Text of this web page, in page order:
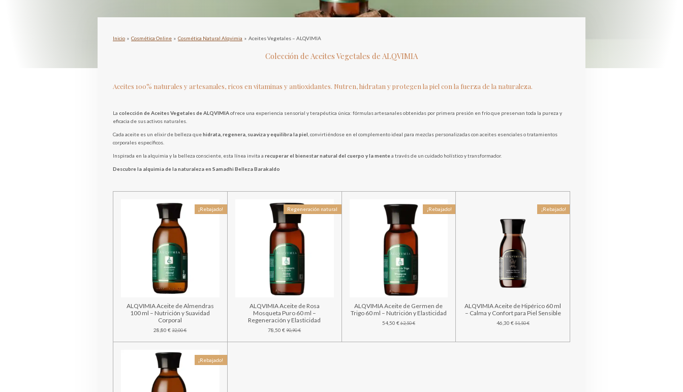
Inicio » Cosmética Online » Cosmética Natural Alqvimia » Aceites Vegetales – ALQVIMIA
Colección de Aceites Vegetales de ALQVIMIA
Aceites 100% naturales y artesanales, ricos en vitaminas y antioxidantes. Nutren, hidratan y protegen la piel con la fuerza de la naturaleza.
La colección de Aceites Vegetales de ALQVIMIAofrece una experiencia sensorial y terapéutica única: fórmulas artesanales obtenidas por primera presión en frío que preservan toda la pureza y
eficacia de sus activos naturales.
Cada aceite es un elixir de belleza quehidrata, regenera, suaviza y equilibra la piel , convirtiéndose en el complemento ideal para mezclas personalizadas con aceites esenciales o tratamientos
corporales específicos.
Inspirada en la alquimia y la belleza consciente, esta línea invita a recuperar el bienestar natural del cuerpo y la mentea través de un cuidado holístico y transformador.
Descubre la alquimia de la naturaleza en Samadhi Belleza Barakaldo
¡Rebajado!
ALQVIMIA Aceite de Almendras
100 ml – Nutrición y Suavidad
Corporal
28,80 € 32,00 €
Regeneración natural
ALQVIMIA Aceite de Rosa
Mosqueta Puro 60 ml –
Regeneración y Elasticidad
78,50 €90,90 €
¡Rebajado!
ALQVIMIA Aceite de Germen de
Trigo 60 ml – Nutrición y Elasticidad
54,50 €62,50 €
¡Rebajado!
ALQVIMIA Aceite de Hipérico 60 ml
– Calma y Confort para Piel Sensible
46,30 €51,50 €
¡Rebajado!